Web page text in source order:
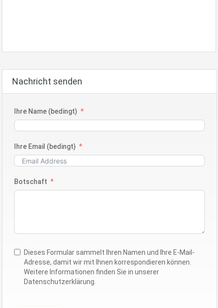
Nachricht senden
Ihre Name (bedingt)
Ihre Email (bedingt)
Botschaft
Dieses Formular sammelt Ihren Namen und Ihre E-Mail-
Adresse, damit wir mit Ihnen korrespondieren können.
Weitere Informationen finden Sie in unserer
Datenschutzerklärung.